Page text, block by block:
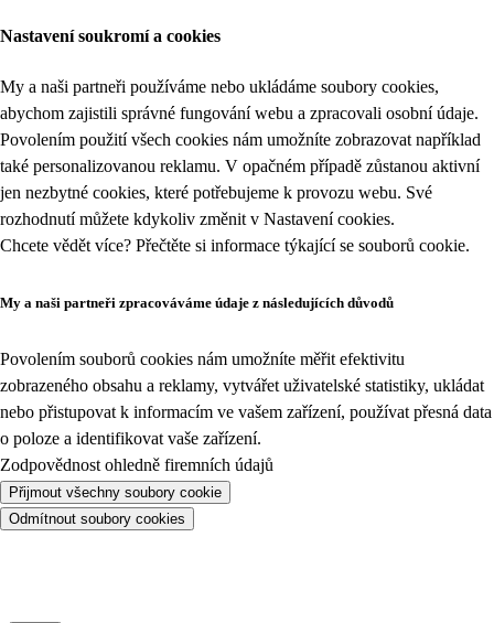
Nastavení soukromí a cookies
My a naši partneři používáme nebo ukládáme soubory cookies,
abychom zajistili správné fungování webu a zpracovali osobní údaje.
Povolením použití všech cookies nám umožníte zobrazovat například
také personalizovanou reklamu. V opačném případě zůstanou aktivní
jen nezbytné cookies, které potřebujeme k provozu webu. Své
rozhodnutí můžete kdykoliv změnit v Nastavení cookies.
Chcete vědět více? Přečtěte si informace týkající se souborů cookie.
My a naši partneři zpracováváme údaje z následujících důvodů
Povolením souborů cookies nám umožníte měřit efektivitu
zobrazeného obsahu a reklamy, vytvářet uživatelské statistiky, ukládat
nebo přistupovat k informacím ve vašem zařízení, používat přesná data
o poloze a identifikovat vaše zařízení.
Zodpovědnost ohledně firemních údajů
Přijmout všechny soubory cookie
Odmítnout soubory cookies